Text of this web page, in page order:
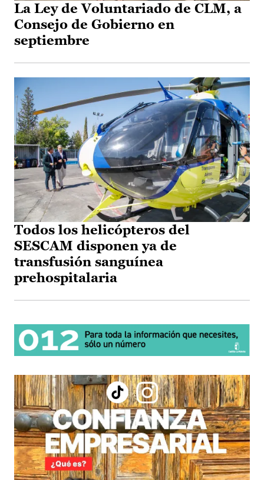
La Ley de Voluntariado de CLM, a
Consejo de Gobierno en
septiembre
Todos los helicópteros del
SESCAM disponen ya de
transfusión sanguínea
prehospitalaria